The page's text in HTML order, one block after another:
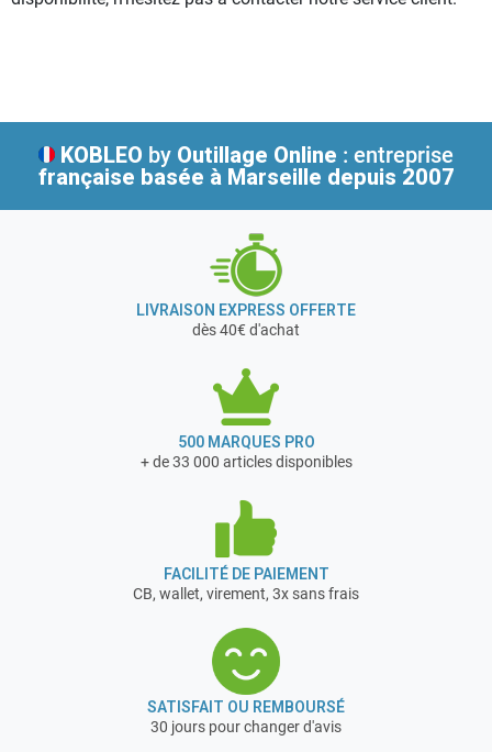
KOBLEO by Outillage Online : entreprise
française basée à Marseille depuis 2007
LIVRAISON EXPRESS OFFERTE
dès 40€ d'achat
500 MARQUES PRO
+ de 33 000 articles disponibles
FACILITÉ DE PAIEMENT
CB, wallet, virement, 3x sans frais
SATISFAIT OU REMBOURSÉ
30 jours pour changer d'avis